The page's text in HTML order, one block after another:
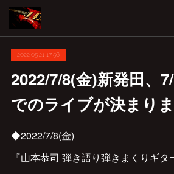
2022.05.21 17:56
2022/7/8(金)新発田、
でのライブが決まり
◆2022/7/8(金)
『山本恭司 弾き語り弾きまくりギタ